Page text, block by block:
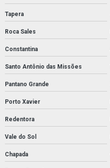
Tapera
Roca Sales
Constantina
Santo Antônio das Missões
Pantano Grande
Porto Xavier
Redentora
Vale do Sol
Chapada